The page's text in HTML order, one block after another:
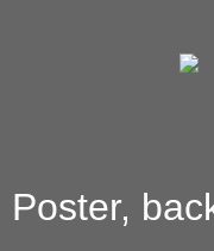
Poster,